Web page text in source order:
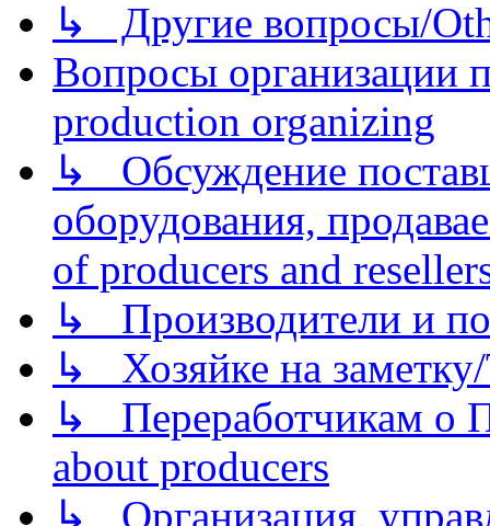
↳ Другие вопросы/
Вопросы организации
production organizing
↳ Обсуждение
оборудования,
of producers and
↳ Производители и
↳ Хозяйке на
↳ Переработчикам о
about producers
↳ Организация,